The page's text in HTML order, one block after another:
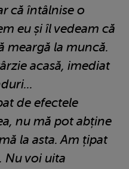
că întâlnise o
eu și îl vedeam că
meargă la muncă.
acasă, imediat
de efectele
nu mă pot abține
la asta. Am țipat
Nu voi uita